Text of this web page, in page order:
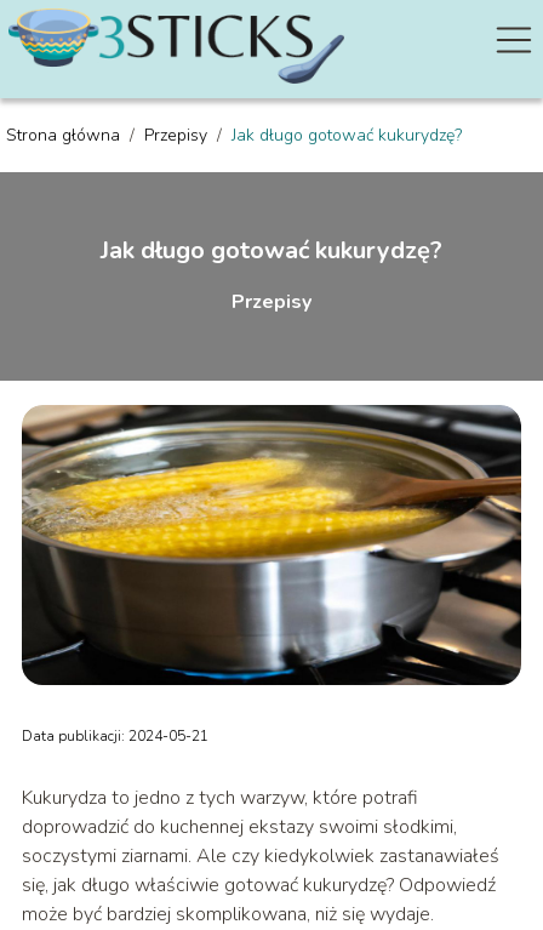
Strona główna / Przepisy /Jak długo gotować kukurydzę?
Jak długo gotować kukurydzę?
Przepisy
Data publikacji: 2024-05-21
Kukurydza to jedno z tych warzyw, które potrafi
doprowadzić do kuchennej ekstazy swoimi słodkimi,
soczystymi ziarnami. Ale czy kiedykolwiek zastanawiałeś
się, jak długo właściwie gotować kukurydzę? Odpowiedź
może być bardziej skomplikowana, niż się wydaje.